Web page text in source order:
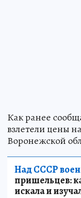
Как ранее
взлетели цены
Воронежской
Над СССР
пришельцев:
искала и